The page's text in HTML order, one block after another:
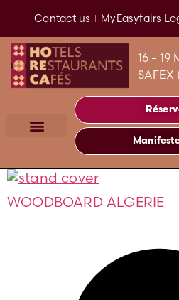
Contact us MyEasyfairs
16 - 19
WOODBOARD ALGERIE